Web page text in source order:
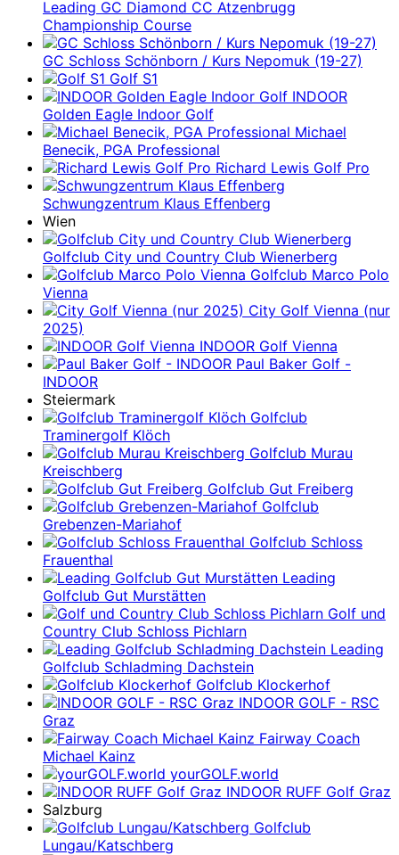
Leading GC Diamond CC Atzenbrugg
Championship Course
GC Schloss Schönborn / Kurs Nepomuk (19-27)
Golf S1
INDOOR
Golden Eagle Indoor Golf
Michael
Benecik, PGA Professional
Richard Lewis Golf Pro
Schwungzentrum Klaus Effenberg
Wien
Golfclub City und Country Club Wienerberg
Golfclub Marco Polo
Vienna
City Golf Vienna (nur
2025)
INDOOR Golf Vienna
Paul Baker Golf -
INDOOR
Steiermark
Golfclub
Traminergolf Klöch
Golfclub Murau
Kreischberg
Golfclub Gut Freiberg
Golfclub
Grebenzen-Mariahof
Golfclub Schloss
Frauenthal
Leading
Golfclub Gut Murstätten
Golf und
Country Club Schloss Pichlarn
Leading
Golfclub Schladming Dachstein
Golfclub Klockerhof
INDOOR GOLF - RSC
Graz
Fairway Coach
Michael Kainz
yourGOLF.world
INDOOR RUFF Golf Graz
Salzburg
Golfclub
Lungau/Katschberg